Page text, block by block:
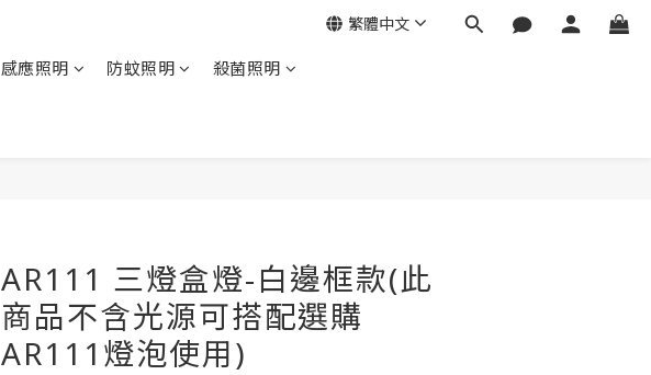
感應照明 防蚊照明 殺菌照明
繁體中文
AR111 三燈盒燈-白邊框款(此
商品不含光源可搭配選購
AR111燈泡使用)